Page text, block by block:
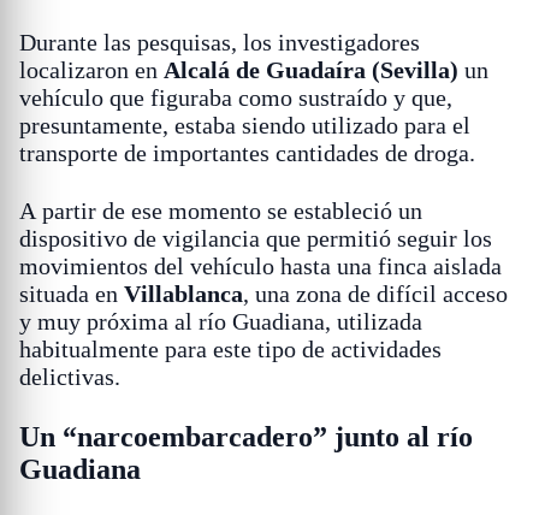
Durante las pesquisas, los investigadores
localizaron en Alcalá de Guadaíra (Sevilla) un
vehículo que figuraba como sustraído y que,
presuntamente, estaba siendo utilizado para el
transporte de importantes cantidades de droga.
A partir de ese momento se estableció un
dispositivo de vigilancia que permitió seguir los
movimientos del vehículo hasta una finca aislada
situada en Villablanca, una zona de difícil acceso
y muy próxima al río Guadiana, utilizada
habitualmente para este tipo de actividades
delictivas.
Un “narcoembarcadero” junto al río
Guadiana